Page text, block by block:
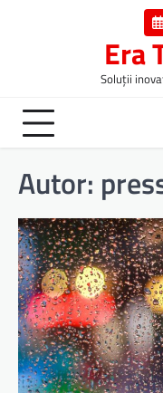
Era
Soluții
Autor: